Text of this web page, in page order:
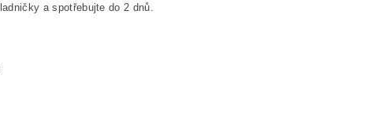
a spotřebujte do 2 dnů.